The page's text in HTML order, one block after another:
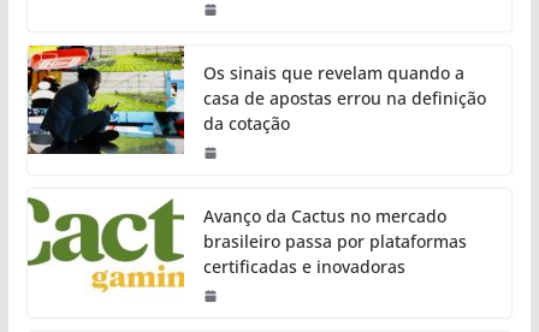
Os sinais que revelam quando a
casa de apostas errou na definição
da cotação
Avanço da Cactus no mercado
brasileiro passa por plataformas
certificadas e inovadoras